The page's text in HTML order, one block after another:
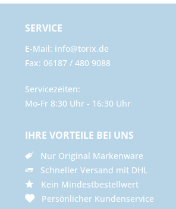
SERVICE
E-Mail: info@torix.de
Fax: 06187 / 480 9088
Servicezeiten:
Mo-Fr 8:30 Uhr - 16:30 Uhr
IHRE VORTEILE BEI UNS
Nur Original Markenware
Schneller Versand mit DHL
Kein Mindestbestellwert
Persönlicher Kundenservice